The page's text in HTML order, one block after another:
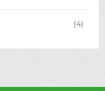
(4)